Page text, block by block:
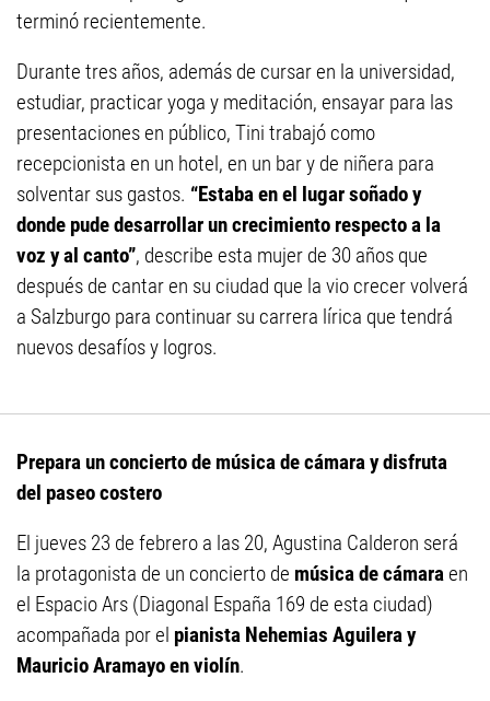
terminó recientemente.
Durante tres años, además de cursar en la universidad,
estudiar, practicar yoga y meditación, ensayar para las
presentaciones en público, Tini trabajó como
recepcionista en un hotel, en un bar y de niñera para
solventar sus gastos. “Estaba en el lugar soñado y
donde pude desarrollar un crecimiento respecto a la
voz y al canto”, describe esta mujer de 30 años que
después de cantar en su ciudad que la vio crecer volverá
a Salzburgo para continuar su carrera lírica que tendrá
nuevos desafíos y logros.
Prepara un concierto de música de cámara y disfruta
del paseo costero
El jueves 23 de febrero a las 20, Agustina Calderon será
la protagonista de un concierto de música de cámaraen
el Espacio Ars (Diagonal España 169 de esta ciudad)
acompañada por el pianista Nehemias Aguilera y
Mauricio Aramayo en violín.